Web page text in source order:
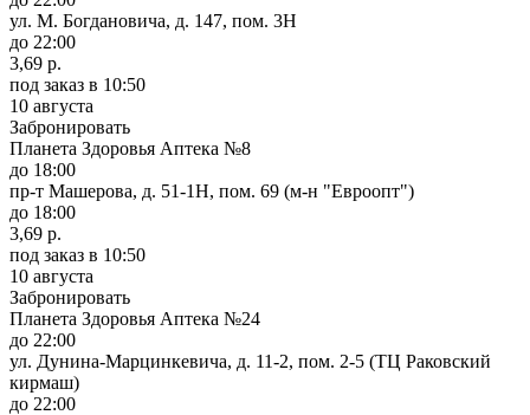
ул. М. Богдановича, д. 147, пом. 3Н
до 22:00
3,69 р.
под заказ в 10:50
10 августа
Забронировать
Планета Здоровья Аптека №8
до 18:00
пр-т Машерова, д. 51-1Н, пом. 69 (м-н "Евроопт")
до 18:00
3,69 р.
под заказ в 10:50
10 августа
Забронировать
Планета Здоровья Аптека №24
до 22:00
ул. Дунина-Марцинкевича, д. 11-2, пом. 2-5 (ТЦ Раковский
кирмаш)
до 22:00